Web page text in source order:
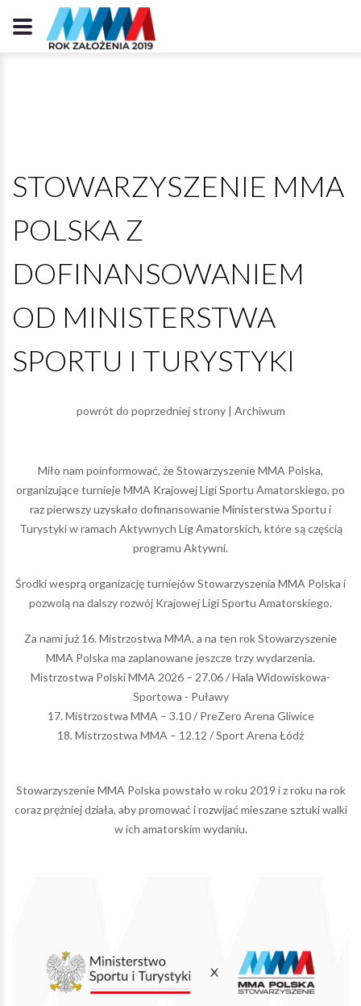
STOWARZYSZENIE MMA
POLSKA Z
DOFINANSOWANIEM
OD MINISTERSTWA
SPORTU I TURYSTYKI
powrót do poprzedniej strony| Archiwum
Miło nam poinformować, że Stowarzyszenie MMA Polska,
organizujące turnieje MMA Krajowej Ligi Sportu Amatorskiego, po
raz pierwszy uzyskało dofinansowanie Ministerstwa Sportu i
Turystyki w ramach Aktywnych Lig Amatorskich, które są częścią
programu Aktywni.
Środki wesprą organizację turniejów Stowarzyszenia MMA Polska i
pozwolą na dalszy rozwój Krajowej Ligi Sportu Amatorskiego.
Za nami już 16. Mistrzostwa MMA, a na ten rok Stowarzyszenie
MMA Polska ma zaplanowane jeszcze trzy wydarzenia.
Mistrzostwa Polski MMA 2026 – 27.06 / Hala Widowiskowa-
Sportowa - Puławy
17. Mistrzostwa MMA – 3.10 / PreZero Arena Gliwice
18. Mistrzostwa MMA – 12.12 / Sport Arena Łódź
Stowarzyszenie MMA Polska powstało w roku 2019 i z roku na rok
coraz prężniej działa, aby promować i rozwijać mieszane sztuki walki
w ich amatorskim wydaniu.